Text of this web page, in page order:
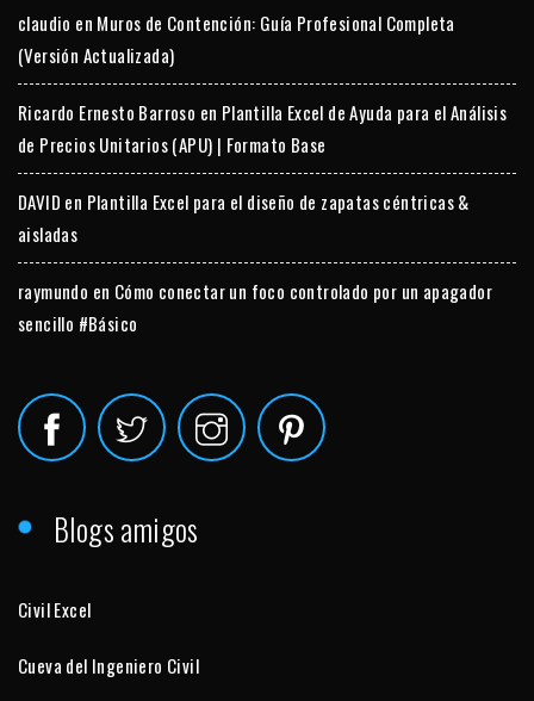
claudio en Muros de Contención: Guía Profesional Completa
(Versión Actualizada)
Ricardo Ernesto Barroso en Plantilla Excel de Ayuda para el Análisis
de Precios Unitarios (APU) | Formato Base
DAVID en Plantilla Excel para el diseño de zapatas céntricas &
aisladas
raymundo en Cómo conectar un foco controlado por un apagador
sencillo #Básico
Blogs amigos
Civil Excel
Cueva del Ingeniero Civil